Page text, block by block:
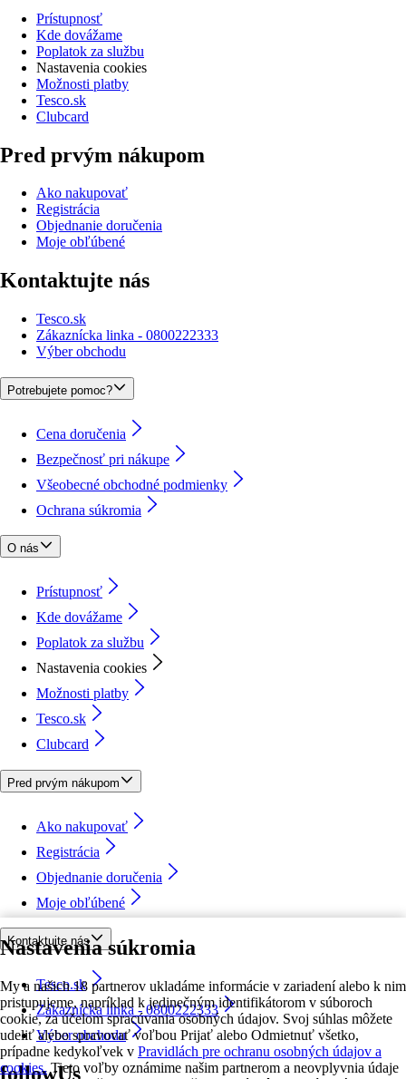
Nastavenia súkromia
My a našich 18 partnerov ukladáme informácie v zariadení alebo k nim
pristupujeme, napríklad k jedinečným identifikátorom v súboroch
cookie, za účelom spracúvania osobných údajov. Svoj súhlas môžete
udeliť alebo spravovať voľbou Prijať alebo Odmietnuť všetko,
prípadne kedykoľvek v Pravidlách pre ochranu osobných údajov a
cookies. Tieto voľby oznámime našim partnerom a neovplyvnia údaje
Prístupnosť
Kde dovážame
Poplatok za službu
Nastavenia cookies
Možnosti platby
Tesco.sk
Clubcard
Pred prvým nákupom
Ako nakupovať
Registrácia
Objednanie doručenia
Moje obľúbené
Kontaktujte nás
Tesco.sk
Zákaznícka linka - 0800222333
Výber obchodu
Potrebujete pomoc?
Cena doručenia
Bezpečnosť pri nákupe
Všeobecné obchodné podmienky
Ochrana súkromia
O nás
Prístupnosť
Kde dovážame
Poplatok za službu
Nastavenia cookies
Možnosti platby
Tesco.sk
Clubcard
Pred prvým nákupom
Ako nakupovať
Registrácia
Objednanie doručenia
Moje obľúbené
Kontaktujte nás
Tesco.sk
Zákaznícka linka - 0800222333
Výber obchodu
followUs